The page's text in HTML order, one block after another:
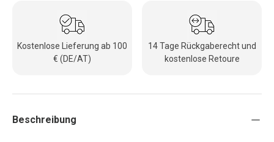
Kostenlose Lieferung ab 100
€ (DE/AT)
14 Tage Rückgaberecht und
kostenlose Retoure
Beschreibung